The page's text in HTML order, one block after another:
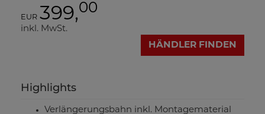
EUR 399,00
inkl. MwSt.
HÄNDLER FINDEN
Highlights
Verlängerungsbahn inkl. Montagematerial